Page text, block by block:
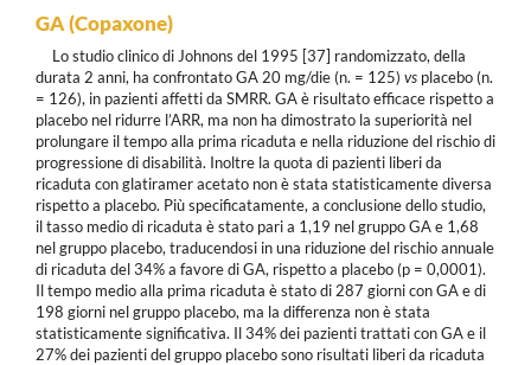
GA (Copaxone)
Lo studio clinico di Johnons del 1995 [37] randomizzato, della
durata 2 anni, ha confrontato GA 20 mg/die (n. = 125) vs placebo (n.
= 126), in pazienti affetti da SMRR. GA è risultato efficace rispetto a
placebo nel ridurre l’ARR, ma non ha dimostrato la superiorità nel
prolungare il tempo alla prima ricaduta e nella riduzione del rischio di
progressione di disabilità. Inoltre la quota di pazienti liberi da
ricaduta con glatiramer acetato non è stata statisticamente diversa
rispetto a placebo. Più specificatamente, a conclusione dello studio,
il tasso medio di ricaduta è stato pari a 1,19 nel gruppo GA e 1,68
nel gruppo placebo, traducendosi in una riduzione del rischio annuale
di ricaduta del 34% a favore di GA, rispetto a placebo (p = 0,0001).
Il tempo medio alla prima ricaduta è stato di 287 giorni con GA e di
198 giorni nel gruppo placebo, ma la differenza non è stata
statisticamente significativa. Il 34% dei pazienti trattati con GA e il
27% dei pazienti del gruppo placebo sono risultati liberi da ricaduta